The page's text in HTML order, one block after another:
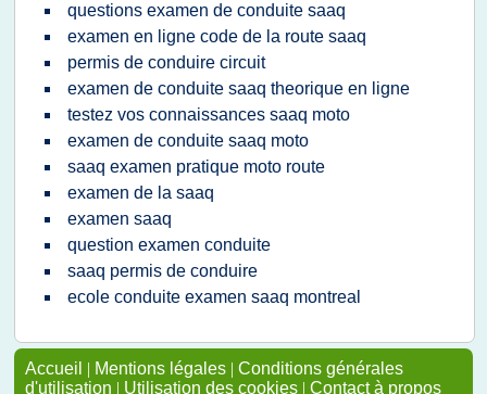
questions examen de conduite saaq
examen en ligne code de la route saaq
permis de conduire circuit
examen de conduite saaq theorique en ligne
testez vos connaissances saaq moto
examen de conduite saaq moto
saaq examen pratique moto route
examen de la saaq
examen saaq
question examen conduite
saaq permis de conduire
ecole conduite examen saaq montreal
Accueil | Mentions légales | Conditions générales
d'utilisation | Utilisation des cookies | Contact à propos